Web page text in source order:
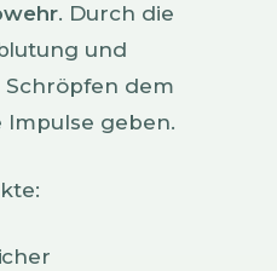
. Durch die
und
Schröpfen dem
Impulse geben.